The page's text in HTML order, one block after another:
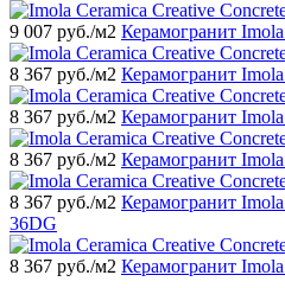
9 007 руб./м2 Керамогранит
8 367 руб./м2 Керамогранит
8 367 руб./м2 Керамогранит
8 367 руб./м2 Керамогранит
8 367 руб./м2 Керамогранит
36DG
8 367 руб./м2 Керамогранит